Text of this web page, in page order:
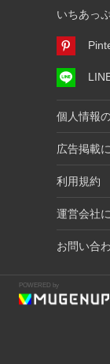
いちあっ
個人情報
広告掲載
利用規約
運営会社
お問い合
POWERED by